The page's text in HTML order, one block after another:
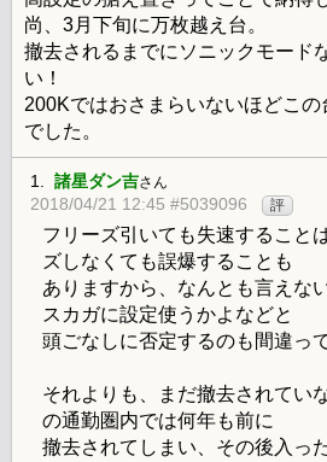
尚、3月下旬に万枚越え台。
撤去されるまでにソニックモード
い！
200Kではおさまらいないほどこ
でした。
1. 諸星ダン吉さん
2018/04/21 12:45 #5039096 評
フリーズ引いても失速すること
ズしなくても誤爆することも
ありますから、なんとも言えな
スカガに設定使うかよなどと
頭ごなしに否定するのも間違っ
それよりも、まだ撤去されてい
の通勤圏内では何年も前に
撤去されてしまい、その後入っ